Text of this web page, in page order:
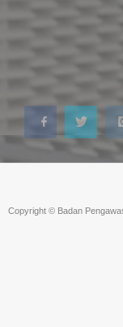
Copyright © Badan